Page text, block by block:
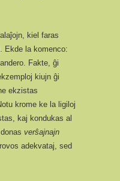
kiel faras
Ekde la komenco:
Fakte, ĝi
kiujn ĝi
ekzistas
krome ke la ligiloj
kaj kondukas al
verŝajnajn
adekvataj, sed